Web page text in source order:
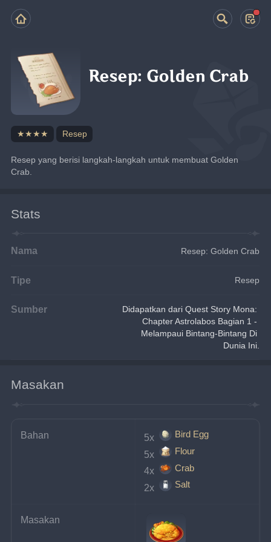
Resep: Golden Crab
★★★★ Resep
Resep yang berisi langkah-langkah untuk membuat Golden
Crab.
Stats
Nama Resep: Golden Crab
Tipe Resep
Sumber
Didapatkan dari Quest Story Mona:
Chapter Astrolabos Bagian 1 -
Melampaui Bintang-Bintang Di
Dunia Ini.
Masakan
Bahan 5x
Bird Egg
5x
Flour
4x
Crab
2x
Salt
Masakan